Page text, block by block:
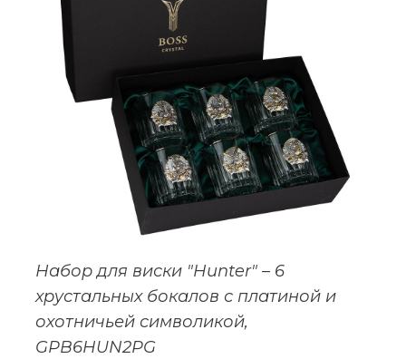
Набор для виски "Hunter" – 6
хрустальных бокалов с платиной и
охотничьей символикой,
GPB6HUN2PG